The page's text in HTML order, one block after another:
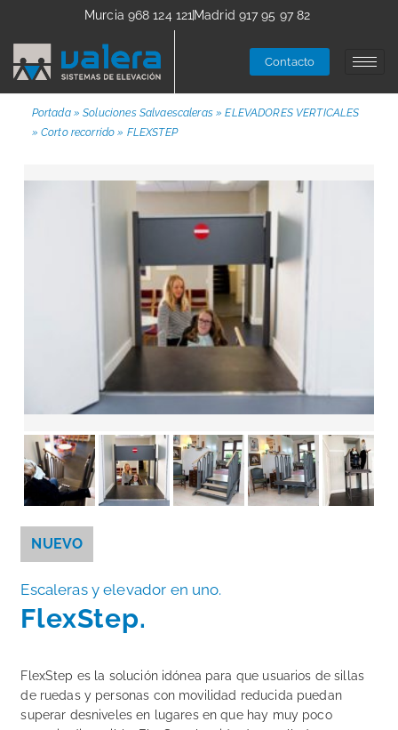
Murcia 968 124 121 Madrid 917 95 97 82
Contacto
Portada»Soluciones Salvaescaleras»ELEVADORES VERTICALES
» Corto recorrido » FLEXSTEP
NUEVO
Escaleras y elevador en uno.
FlexStep.
FlexStep es la solución idónea para que usuarios de sillas
de ruedas y personas con movilidad reducida puedan
superar desniveles en lugares en que hay muy poco